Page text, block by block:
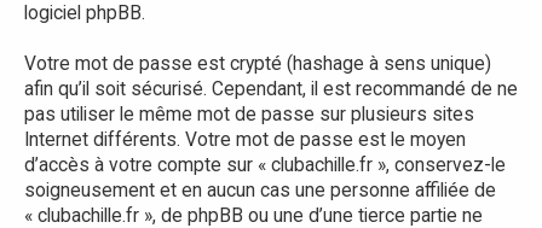
logiciel phpBB.
Votre mot de passe est crypté (hashage à sens unique)
afin qu’il soit sécurisé. Cependant, il est recommandé de ne
pas utiliser le même mot de passe sur plusieurs sites
Internet différents. Votre mot de passe est le moyen
d’accès à votre compte sur « clubachille.fr », conservez-le
soigneusement et en aucun cas une personne affiliée de
« clubachille.fr », de phpBB ou une d’une tierce partie ne